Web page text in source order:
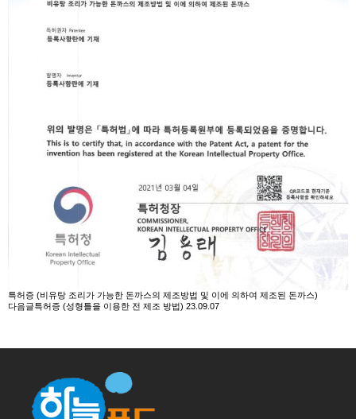
특허증 (비유탕 조리가 가능한 돈까스의 제조방법 및 이에 의하여 제조된 돈까스)
다음글특허증 (성형틀을 이용한 전 제조 방법) 23.09.07